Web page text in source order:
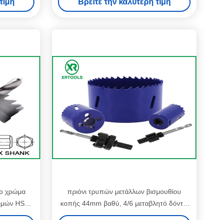
Βρείτε την καλύτερη τιμή
χρώμα
HSS
πριόνι τρυπών μετάλλων βισμουθίου
κοπής 44mm βαθύ, 4/6 μεταβλητό δόντια
TPI πριόνι τρυπών μετάλλων τέμνον